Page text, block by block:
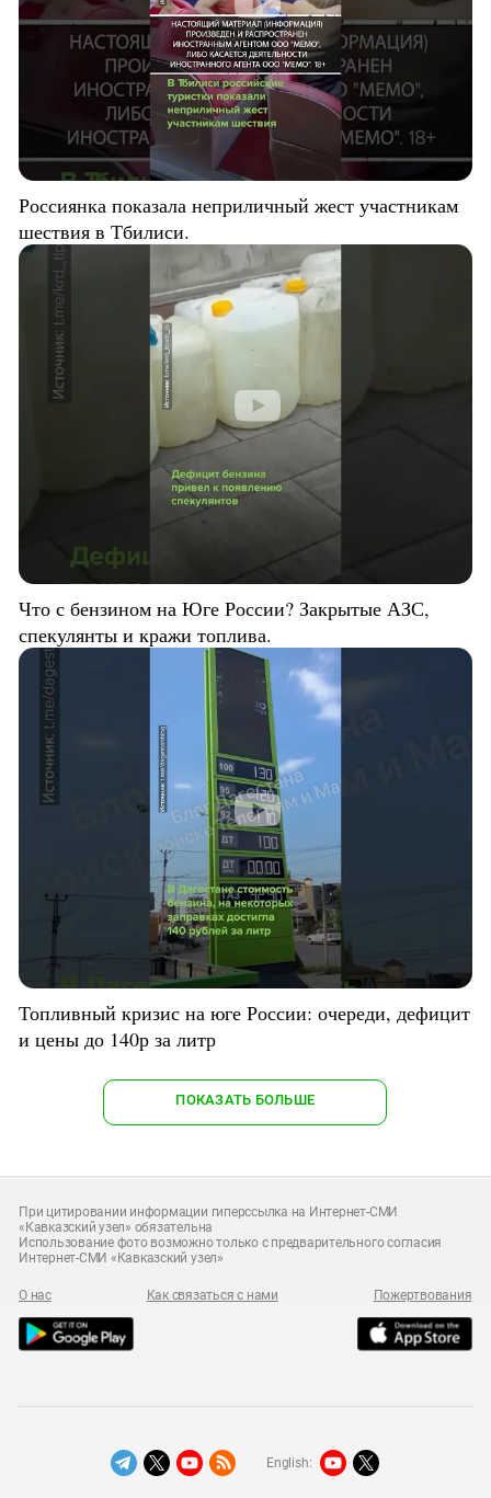
Россиянка показала неприличный жест участникам
шествия в Тбилиси.
Что с бензином на Юге России? Закрытые АЗС,
спекулянты и кражи топлива.
Топливный кризис на юге России: очереди, дефицит
и цены до 140р за литр
ПОКАЗАТЬ БОЛЬШЕ
При цитировании информации гиперссылка на Интернет-СМИ
«Кавказский узел» обязательна
Использование фото возможно только с предварительного согласия
Интернет-СМИ «Кавказский узел»
О нас Как связаться с нами Пожертвования
English: